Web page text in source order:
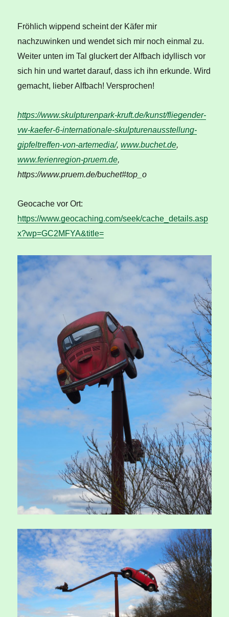
Fröhlich wippend scheint der Käfer mir
nachzuwinken und wendet sich mir noch einmal zu.
Weiter unten im Tal gluckert der Alfbach idyllisch vor
sich hin und wartet darauf, dass ich ihn erkunde. Wird
gemacht, lieber Alfbach! Versprochen!
https://www.skulpturenpark-kruft.de/kunst/fliegender-
vw-kaefer-6-internationale-skulpturenausstellung-
gipfeltreffen-von-artemedia/,www.buchet.de,
www.ferienregion-pruem.de,
https://www.pruem.de/buchet#top_o
Geocache vor Ort:
https://www.geocaching.com/seek/cache_details.asp
x?wp=GC2MFYA&title=